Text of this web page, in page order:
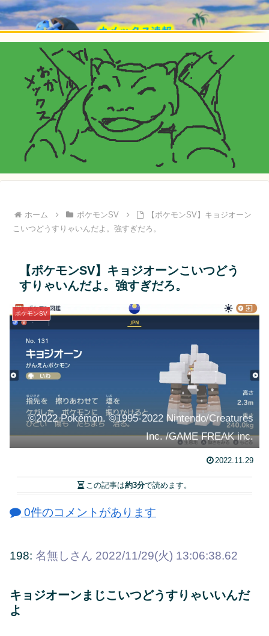
ホーム ポケモンSV
【ポケモンSV】キョジオーン
こいつどうすりゃいんだよ。強すぎだろ。
【ポケモンSV】キョジオーンこいつどう
すりゃいんだよ。強すぎだろ。
ポケモンSV
©2022 Pokémon. ©1995-2022 Nintendo/Creatures
Inc. /GAME FREAK inc.
2022.11.29
この記事は約3分で読めます。
0件のコメントがあります
198: 名無しさん 2022/11/29(火) 13:06:38.62
キョジオーンまじこいつどうすりゃいいんだ
よ